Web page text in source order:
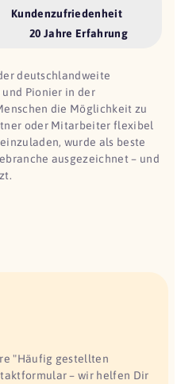
Kundenzufriedenheit
20 Jahre Erfahrung
deutschlandweite
und Pionier in der
die Möglichkeit zu
oder Mitarbeiter flexibel
wurde als beste
ausgezeichnet – und
"Häufig gestellten
– wir helfen Dir